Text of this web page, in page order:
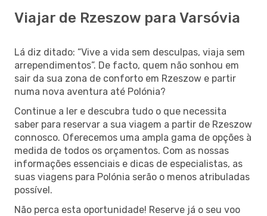
Viajar de Rzeszow para Varsóvia
Lá diz ditado: “Vive a vida sem desculpas, viaja sem
arrependimentos”. De facto, quem não sonhou em
sair da sua zona de conforto em Rzeszow e partir
numa nova aventura até Polónia?
Continue a ler e descubra tudo o que necessita
saber para reservar a sua viagem a partir de Rzeszow
connosco. Oferecemos uma ampla gama de opções à
medida de todos os orçamentos. Com as nossas
informações essenciais e dicas de especialistas, as
suas viagens para Polónia serão o menos atribuladas
possível.
Não perca esta oportunidade! Reserve já o seu voo